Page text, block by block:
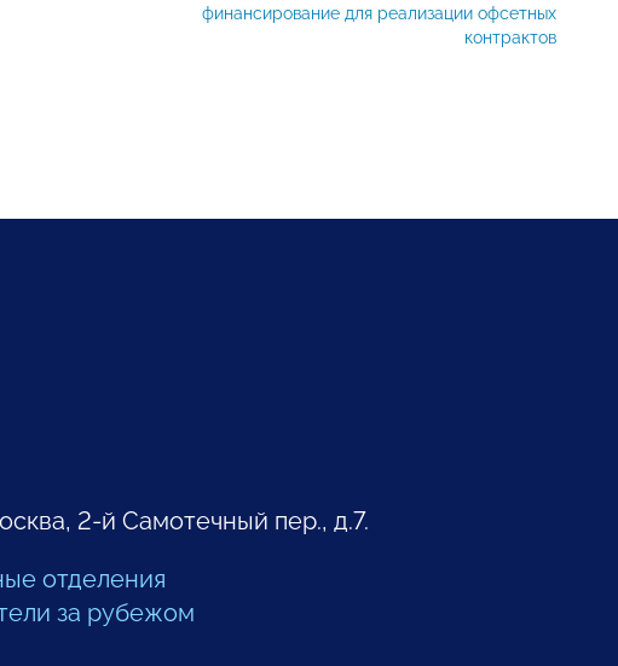
финансирование для реализации офсетных
контрактов
2-й Самотечный пер., д.7.
отделения
за рубежом